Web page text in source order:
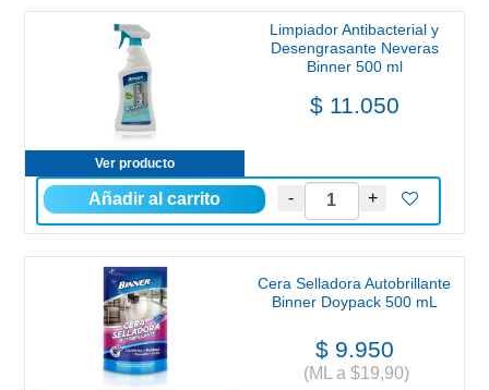
Ver producto
Limpiador Antibacterial y
Desengrasante Neveras
Binner 500 ml
$ 11.050
Cera Selladora Autobrillante
Binner Doypack 500 mL
$ 9.950
(ML a $19,90)